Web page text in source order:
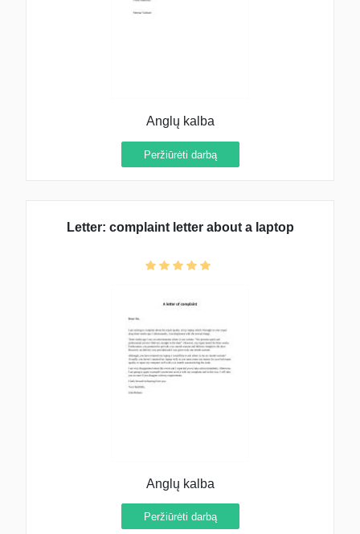
Anglų kalba
Peržiūrėti darbą
Letter: complaint letter about a laptop
Anglų kalba
Peržiūrėti darbą